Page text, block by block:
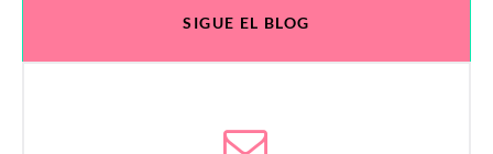
SIGUE EL BLOG